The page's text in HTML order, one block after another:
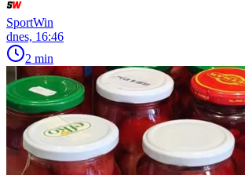
SportWin
dnes, 16:46
2 min